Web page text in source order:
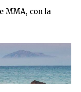
MMA, con la